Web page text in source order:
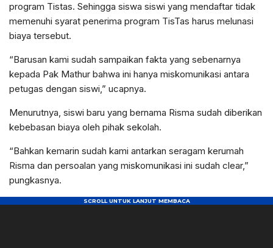
program Tistas. Sehingga siswa siswi yang mendaftar tidak
memenuhi syarat penerima program TisTas harus melunasi
biaya tersebut.
“Barusan kami sudah sampaikan fakta yang sebenarnya
kepada Pak Mathur bahwa ini hanya miskomunikasi antara
petugas dengan siswi,” ucapnya.
Menurutnya, siswi baru yang bernama Risma sudah diberikan
kebebasan biaya oleh pihak sekolah.
“Bahkan kemarin sudah kami antarkan seragam kerumah
Risma dan persoalan yang miskomunikasi ini sudah clear,”
pungkasnya.